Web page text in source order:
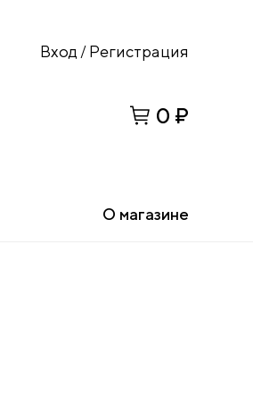
Вход / Регистрация
0 ₽
О магазине